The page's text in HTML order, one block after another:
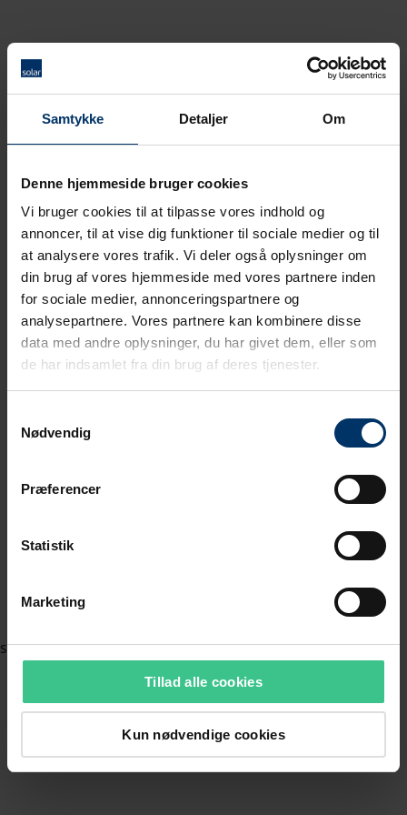
Samtykke Detaljer Om
Denne hjemmeside bruger cookies
Vi bruger cookies til at tilpasse vores indhold og
annoncer, til at vise dig funktioner til sociale medier og til
at analysere vores trafik. Vi deler også oplysninger om
din brug af vores hjemmeside med vores partnere inden
for sociale medier, annonceringspartnere og
analysepartnere. Vores partnere kan kombinere disse
data med andre oplysninger, du har givet dem, eller som
de har indsamlet fra din brug af deres tjenester.
Nødvendig
Præferencer
Statistik
Marketing
Tillad alle cookies
Kun nødvendige cookies